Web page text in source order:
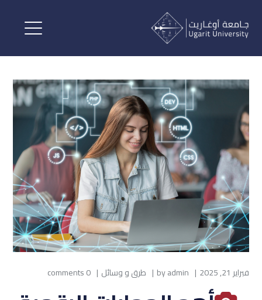
فبراير 21, 2025 byadmin طرق و وسائل 0 comments